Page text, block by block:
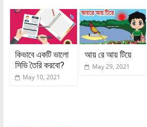
কিভাবে একটি ভালো
সিভি তৈরি করবো?
May 10, 2021
আয় রে আয় টিয়ে
May 29, 2021